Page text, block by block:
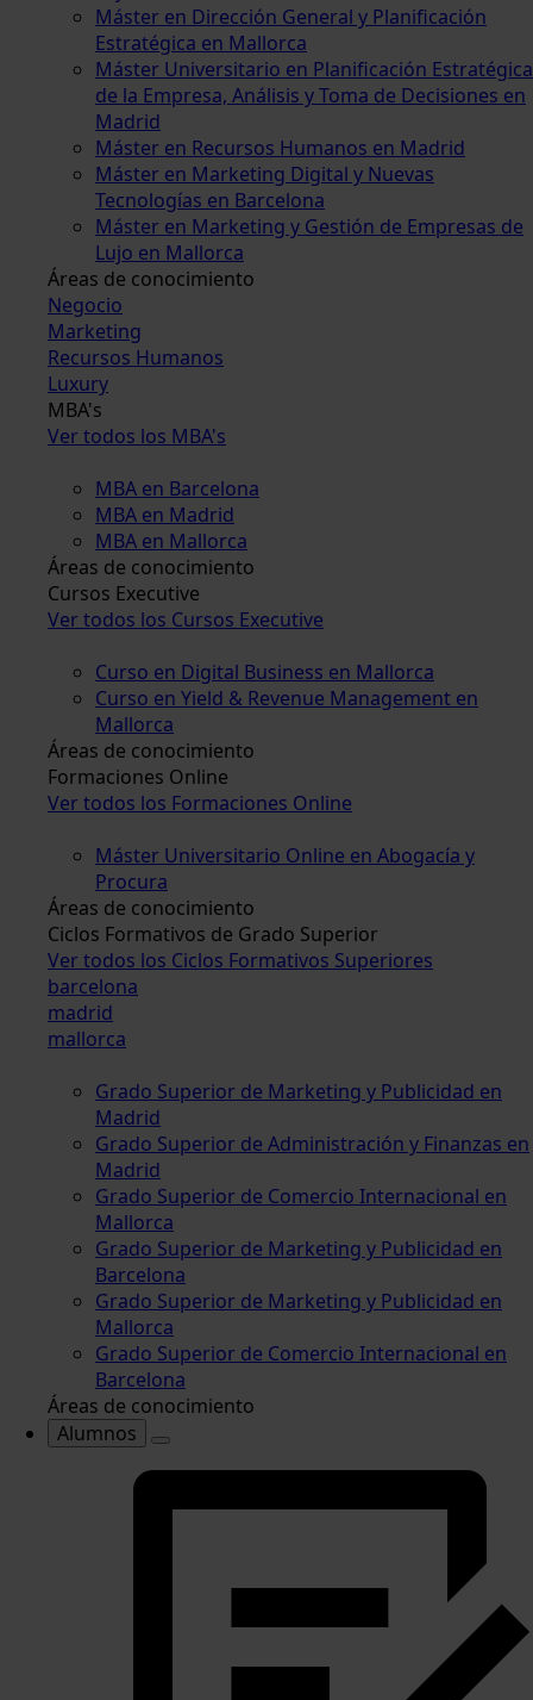
Máster en Dirección General y Planificación
Estratégica en Mallorca
Máster Universitario en Planificación Estratégica
de la Empresa, Análisis y Toma de Decisiones en
Madrid
Máster en Recursos Humanos en Madrid
Máster en Marketing Digital y Nuevas
Tecnologías en Barcelona
Máster en Marketing y Gestión de Empresas de
Lujo en Mallorca
Áreas de conocimiento
Negocio
Marketing
Recursos Humanos
Luxury
MBA's
Ver todos los MBA's
MBA en Barcelona
MBA en Madrid
MBA en Mallorca
Áreas de conocimiento
Cursos Executive
Ver todos los Cursos Executive
Curso en Digital Business en Mallorca
Curso en Yield & Revenue Management en
Mallorca
Áreas de conocimiento
Formaciones Online
Ver todos los Formaciones Online
Máster Universitario Online en Abogacía y
Procura
Áreas de conocimiento
Ciclos Formativos de Grado Superior
Ver todos los Ciclos Formativos Superiores
barcelona
madrid
mallorca
Grado Superior de Marketing y Publicidad en
Madrid
Grado Superior de Administración y Finanzas en
Madrid
Grado Superior de Comercio Internacional en
Mallorca
Grado Superior de Marketing y Publicidad en
Barcelona
Grado Superior de Marketing y Publicidad en
Mallorca
Grado Superior de Comercio Internacional en
Barcelona
Áreas de conocimiento
Alumnos